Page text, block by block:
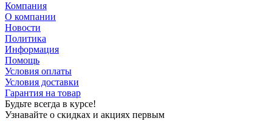
Компания
О компании
Новости
Политика
Информация
Помощь
Условия оплаты
Условия доставки
Гарантия на товар
Будьте всегда в курсе!
Узнавайте о скидках и акциях первым